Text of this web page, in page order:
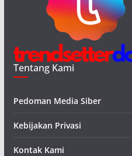
Tentang Kami
Pedoman Media Siber
Kebijakan Privasi
Kontak Kami